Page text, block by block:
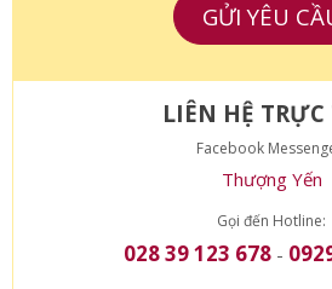
GỬI YÊU
LIÊN HỆ TRỰC
Facebook
Thượng Yến
Gọi đến Hotline:
028 39 123 678 -